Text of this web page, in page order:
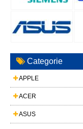
Categorie
APPLE
ACER
ASUS